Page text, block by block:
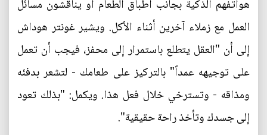
هواتفهم الذكية بجانب أطباق الطعام أو يناقشون مسائل
العمل مع زملاء آخرين أثناء الأكل. ويشير غونتر هوداش
إلى أن "العقل يتطلع باستمرار إلى محفز، فيجب أن تعمل
على توجيهه عمداً" بالتركيز على طعامك - لتشعر بدفئه
ومذاقه - وتسترخي خلال فعل هذا. ويكمل: "بذلك تعود
إلى جسدك وتأخذ راحة حقيقية".